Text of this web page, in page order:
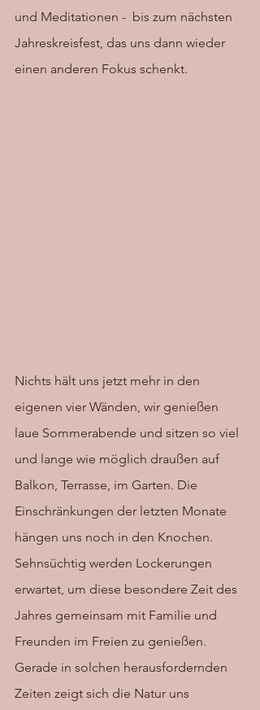
und Meditationen -  bis zum nächsten
Jahreskreisfest, das uns dann wieder
einen anderen Fokus schenkt.
Nichts hält uns jetzt mehr in den
eigenen vier Wänden, wir genießen
laue Sommerabende und sitzen so viel
und lange wie möglich draußen auf
Balkon, Terrasse, im Garten. Die
Einschränkungen der letzten Monate
hängen uns noch in den Knochen.
Sehnsüchtig werden Lockerungen
erwartet, um diese besondere Zeit des
Jahres gemeinsam mit Familie und
Freunden im Freien zu genießen.
Gerade in solchen herausfordernden
Zeiten zeigt sich die Natur uns